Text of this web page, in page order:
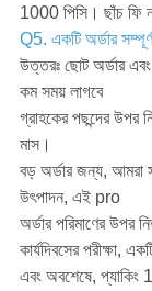
1000 পিসি। ছাঁচ ফি
Q5. একটি অর্ডার
উত্তরঃ ছোট অর্ডার
কম সময় লাগবে
গ্রাহকের পছন্দের উপর
মাস।
বড় অর্ডার জন্য, আমরা
উৎপাদন, এই pro
অর্ডার পরিমাণের উপর
কার্যদিবসের পরীক্ষা,
এবং অবশেষে, প্যাকিং